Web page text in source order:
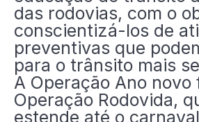
das rodovias, com o
conscientizá-los de
preventivas que
para o trânsito mais
A Operação Ano
Operação Rodovida,
estende até o